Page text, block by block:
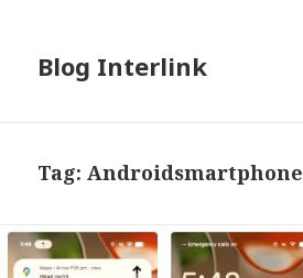
Blog Interlink
Tag:Androidsmartphone